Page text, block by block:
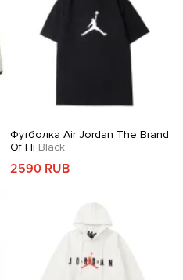
Футболка Air Jordan The Brand
Of Fli Black
2590 RUB